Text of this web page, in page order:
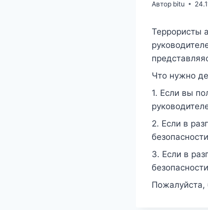
Автор bitu
Террористы
Что нужно
1. Если вы
2. Если в
3. Если в
Пожалуйста,